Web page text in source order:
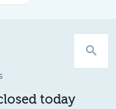
search
today